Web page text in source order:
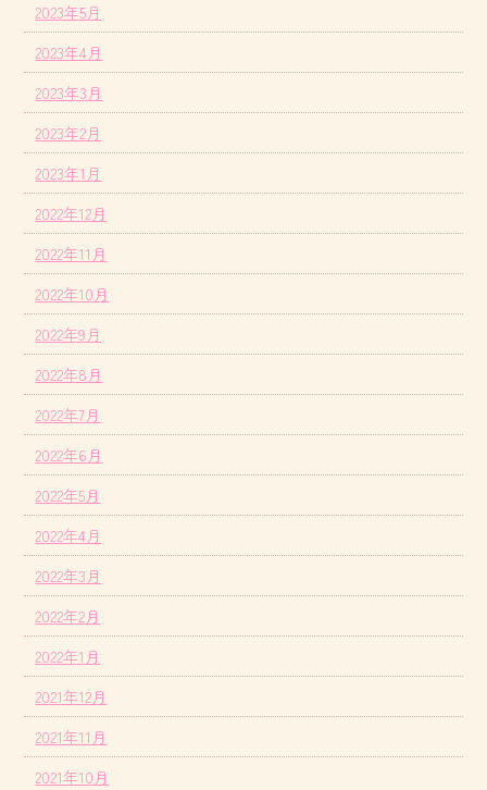
2023年5月
2023年4月
2023年3月
2023年2月
2023年1月
2022年12月
2022年11月
2022年10月
2022年9月
2022年8月
2022年7月
2022年6月
2022年5月
2022年4月
2022年3月
2022年2月
2022年1月
2021年12月
2021年11月
2021年10月